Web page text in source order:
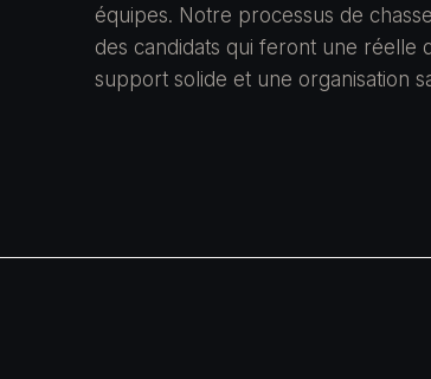
équipes. Notre processus de
des candidats qui feront une réelle
support solide et une organisation